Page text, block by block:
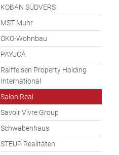
KOBAN SÜDVERS
MST Muhr
ÖKO-Wohnbau
PAYUCA
Raiffeisen Property Holding
International
Salon Real
Savoir Vivre Group
Schwabenhaus
STEUP Realitäten